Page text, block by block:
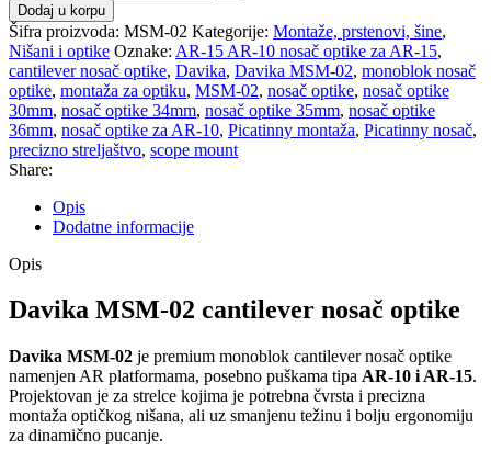
Dodaj u korpu
Šifra proizvoda: MSM-02 Kategorije: Montaže, prstenovi, šine,
Nišani i optike Oznake: AR-15 AR-10 nosač optike za AR-15,
cantilever nosač optike, Davika, Davika MSM-02, monoblok nosač
optike, montaža za optiku, MSM-02, nosač optike, nosač optike
30mm, nosač optike 34mm, nosač optike 35mm, nosač optike
36mm, nosač optike za AR-10, Picatinny montaža, Picatinny nosač,
precizno streljaštvo, scope mount
Share:
Opis
Dodatne informacije
Opis
Davika MSM-02 cantilever nosač optike
Davika MSM-02 je premium monoblok cantilever nosač optike
namenjen AR platformama, posebno puškama tipa AR-10 i AR-15.
Projektovan je za strelce kojima je potrebna čvrsta i precizna
montaža optičkog nišana, ali uz smanjenu težinu i bolju ergonomiju
za dinamično pucanje.